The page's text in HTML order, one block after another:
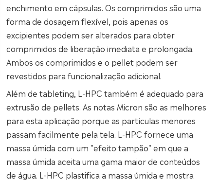
enchimento em cápsulas. Os comprimidos são uma
forma de dosagem flexível, pois apenas os
excipientes podem ser alterados para obter
comprimidos de liberação imediata e prolongada.
Ambos os comprimidos e o pellet podem ser
revestidos para funcionalização adicional.
Além de tableting, L-HPC também é adequado para
extrusão de pellets. As notas Micron são as melhores
para esta aplicação porque as partículas menores
passam facilmente pela tela. L-HPC fornece uma
massa úmida com um "efeito tampão" em que a
massa úmida aceita uma gama maior de conteúdos
de água. L-HPC plastifica a massa úmida e mostra